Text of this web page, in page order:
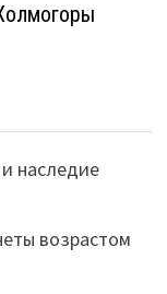
наследие
возрастом